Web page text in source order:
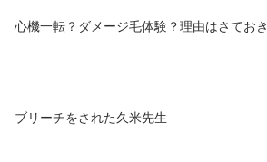
心機一転？ダメージ毛体験？理由はさておき
ブリーチをされた久米先生